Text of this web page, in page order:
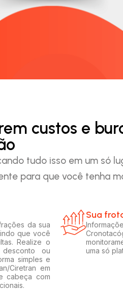
custos e
tudo isso em um só
para que você tenha
da sua
que você
Realize o
desconto ou
simples e
Ciretran em
cabeça com
Sua
uma só